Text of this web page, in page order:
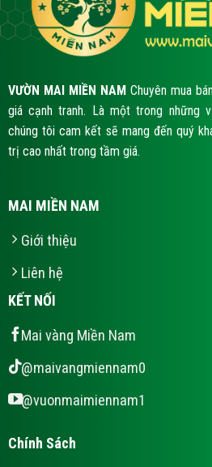
VƯỜN MAI MIỀN NAM Chuyên mua
giá cạnh tranh. Là một trong những
chúng tôi cam kết sẽ mang đến quý
trị cao nhất trong tầm giá.
MAI MIỀN NAM
Giới thiệu
Liên hệ
KẾT NỐI
Mai vàng Miền Nam
@maivangmiennam0
@vuonmaimiennam1
Chính Sách